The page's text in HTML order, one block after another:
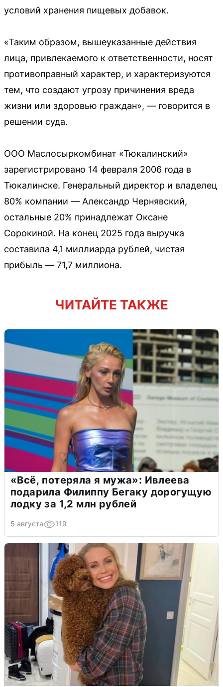
условий хранения пищевых добавок.
«Таким образом, вышеуказанные действия
лица, привлекаемого к ответственности, носят
противоправный характер, и характеризуются
тем, что создают угрозу причинения вреда
жизни или здоровью граждан», — говорится в
решении суда.
ООО Маслосыркомбинат «Тюкалинский»
зарегистрировано 14 февраля 2006 года в
Тюкалинске. Генеральный директор и владелец
80% компании — Александр Чернявский,
остальные 20% принадлежат Оксане
Сорокиной. На конец 2025 года выручка
составила 4,1 миллиарда рублей, чистая
прибыль — 71,7 миллиона.
ЧИТАЙТЕ ТАКЖЕ
«Всё, потеряла я мужа»: Ивлеева
подарила Филиппу Бегаку дорогущую
лодку за 1,2 млн рублей
5 августа 119